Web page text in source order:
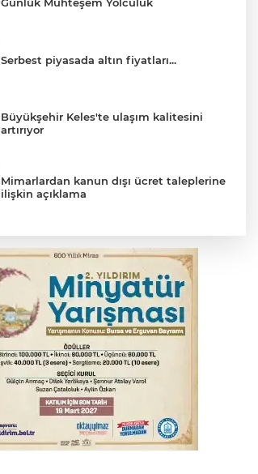
Serbest piyasada altın fiyatları...
Büyükşehir Keles'te ulaşım kalitesini
artırıyor
Mimarlardan kanun dışı ücret taleplerine
ilişkin açıklama
Başkan Aydın: Tüm imkanları sunuyoruz
Başkan Dalgıç: Denizler halkındır
Bursa’da bugün hava nasıl olacak?
Bursa'da kontrolden çıkan araç orta
refüje çıktı